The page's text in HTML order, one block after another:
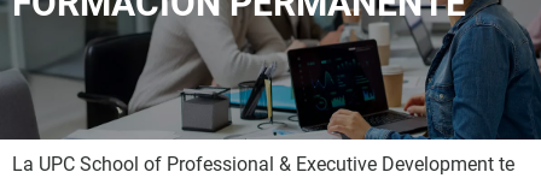
La UPC School of Professional & Executive Development te